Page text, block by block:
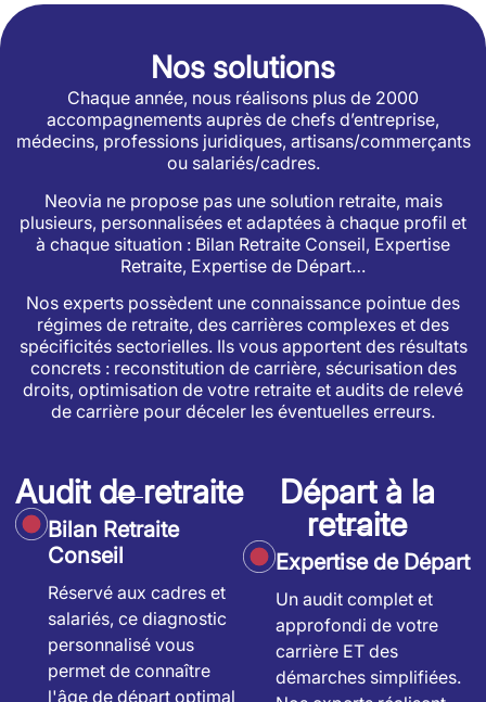
Nos solutions
Chaque année, nous réalisons plus de 2000
accompagnements auprès de chefs d’entreprise,
médecins, professions juridiques, artisans/commerçants
ou salariés/cadres.
Neovia ne propose pas une solution retraite, mais
plusieurs, personnalisées et adaptées à chaque profil et
à chaque situation : Bilan Retraite Conseil, Expertise
Retraite, Expertise de Départ…
Nos experts possèdent une connaissance pointue des
régimes de retraite, des carrières complexes et des
spécificités sectorielles. Ils vous apportent des résultats
concrets : reconstitution de carrière, sécurisation des
droits, optimisation de votre retraite et audits de relevé
de carrière pour déceler les éventuelles erreurs.
Audit de retraite
Bilan Retraite
Conseil
Réservé aux cadres et
salariés, ce diagnostic
personnalisé vous
permet de connaître
l'âge de départ optimal
Départ à la
retraite
Expertise de Départ
Un audit complet et
approfondi de votre
carrière ET des
démarches simplifiées.